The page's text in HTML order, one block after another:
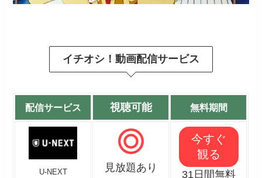
イチオシ！動画配信サービス
配信サービス 視聴可能 無料期間
U-NEXT 見放題あり
今すぐ
観る
31日間無料